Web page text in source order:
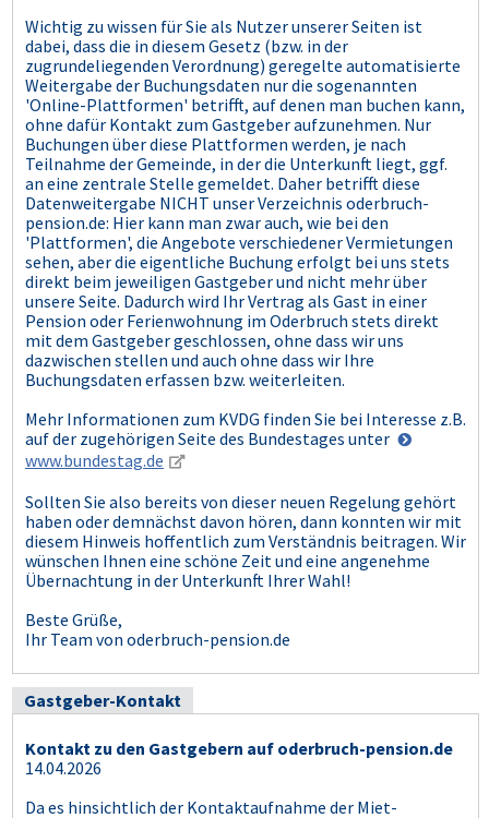
Wichtig zu wissen für Sie als Nutzer unserer Seiten ist
dabei, dass die in diesem Gesetz (bzw. in der
zugrundeliegenden Verordnung) geregelte automatisierte
Weitergabe der Buchungsdaten nur die sogenannten
'Online-Plattformen' betrifft, auf denen man buchen kann,
ohne dafür Kontakt zum Gastgeber aufzunehmen. Nur
Buchungen über diese Plattformen werden, je nach
Teilnahme der Gemeinde, in der die Unterkunft liegt, ggf.
an eine zentrale Stelle gemeldet. Daher betrifft diese
Datenweitergabe NICHT unser Verzeichnis oderbruch-
pension.de: Hier kann man zwar auch, wie bei den
'Plattformen', die Angebote verschiedener Vermietungen
sehen, aber die eigentliche Buchung erfolgt bei uns stets
direkt beim jeweiligen Gastgeber und nicht mehr über
unsere Seite. Dadurch wird Ihr Vertrag als Gast in einer
Pension oder Ferienwohnung im Oderbruch stets direkt
mit dem Gastgeber geschlossen, ohne dass wir uns
dazwischen stellen und auch ohne dass wir Ihre
Buchungsdaten erfassen bzw. weiterleiten.
Mehr Informationen zum KVDG finden Sie bei Interesse z.B.
auf der zugehörigen Seite des Bundestages unter
www.bundestag.de
Sollten Sie also bereits von dieser neuen Regelung gehört
haben oder demnächst davon hören, dann konnten wir mit
diesem Hinweis hoffentlich zum Verständnis beitragen. Wir
wünschen Ihnen eine schöne Zeit und eine angenehme
Übernachtung in der Unterkunft Ihrer Wahl!
Beste Grüße,
Ihr Team von oderbruch-pension.de
Gastgeber-Kontakt
Kontakt zu den Gastgebern auf oderbruch-pension.de
14.04.2026
Da es hinsichtlich der Kontaktaufnahme der Miet-